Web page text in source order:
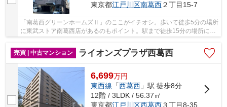
東京都江戸川区南葛西２丁目15-7
「南葛西グリーンホームズⅡ」のここがイチオシ。歩いて徒歩5分の場所
に東武ストア南葛西店があるのもポイント。駅まで徒歩15分の場所にあ
売買 | 中古マンション
ライオンズプラザ西葛西
6,699万円
東西線 「西葛西 」駅 徒歩8分
12階 / 3LDK / 56.37㎡
東京都江戸川区西葛西３丁目8-35